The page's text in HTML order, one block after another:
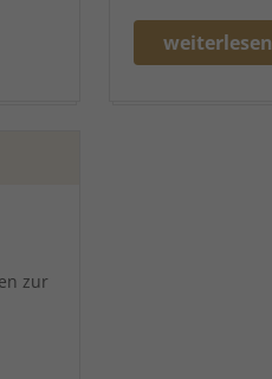
weiterlesen
zur